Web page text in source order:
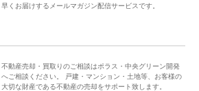
早くお届けするメールマガジン配信サービスです。
不動産売却・買取りのご相談はポラス・中央グリーン開発
へご相談ください。 戸建・マンション・土地等、お客様の
大切な財産である不動産の売却をサポート致します。